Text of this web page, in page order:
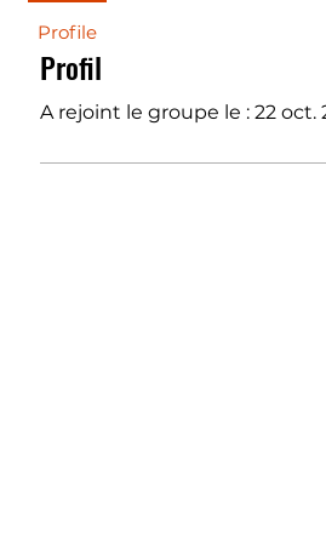
Profil
A rejoint le groupe le : 22 oct.
Profile